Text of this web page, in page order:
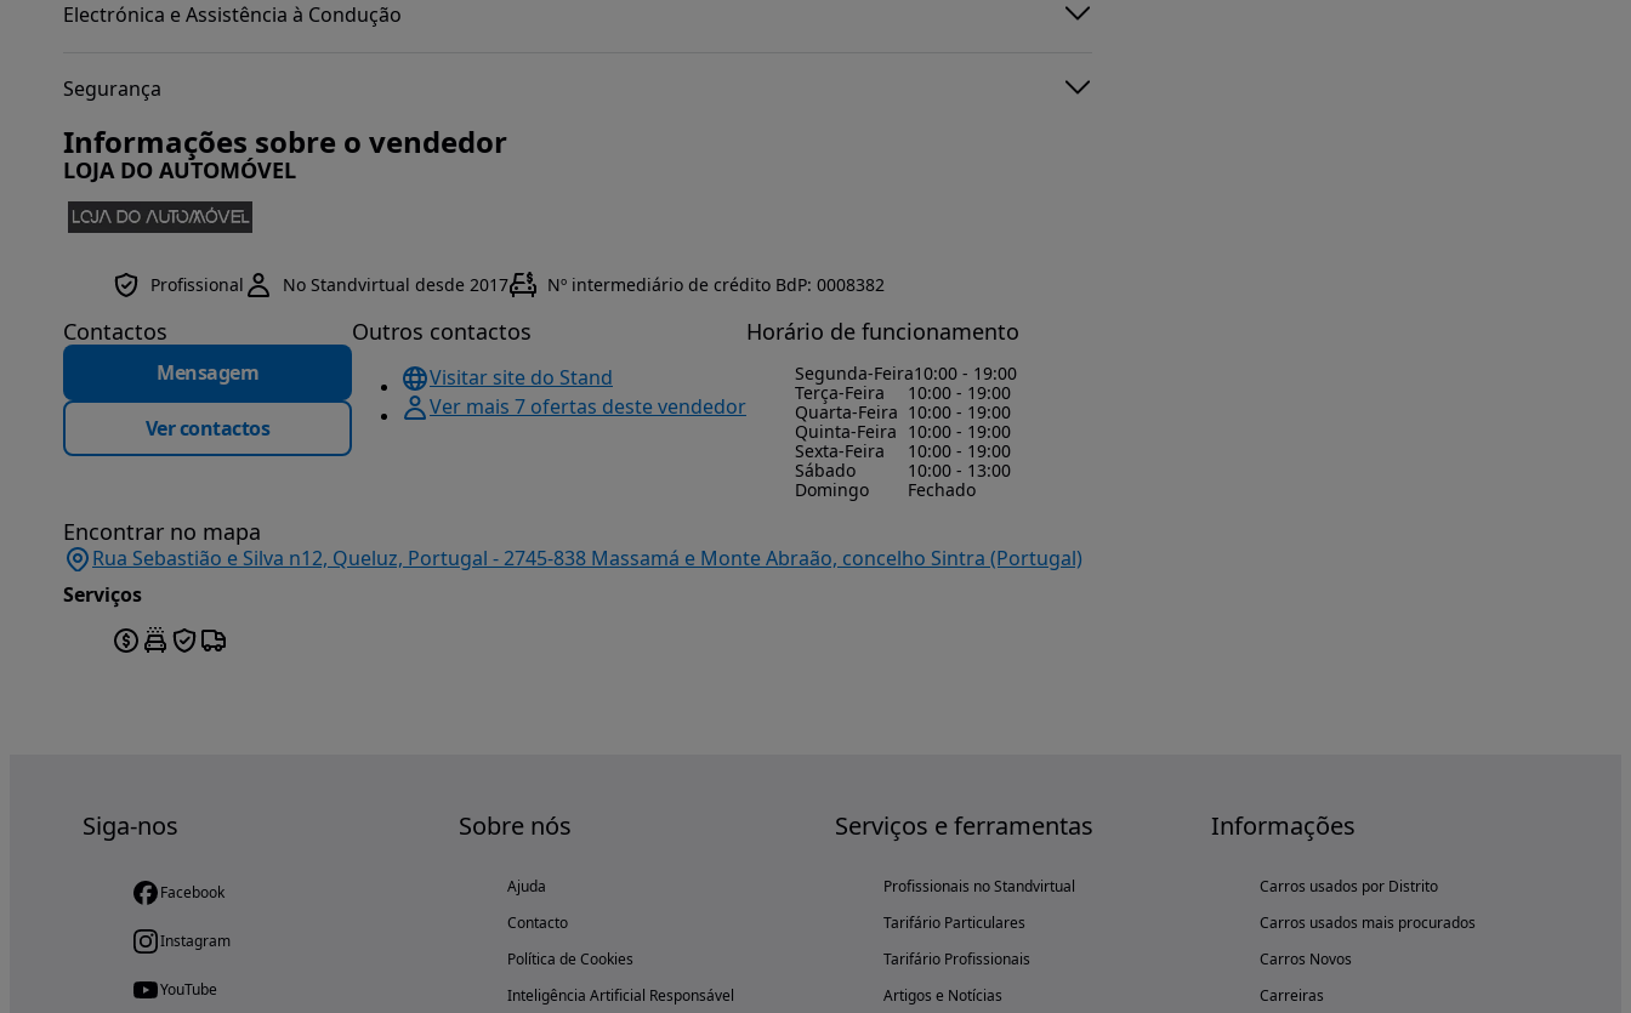
Electrónica e Assistência à Condução
Segurança
Informações sobre o vendedor
LOJA DO AUTOMÓVEL
Profissional No Standvirtual desde 2017 Nº intermediário de crédito BdP: 0008382
Contactos
Mensagem
Ver contactos
Outros contactos
Visitar site do Stand
Ver mais 7 ofertas deste vendedor
Horário de funcionamento
Segunda-Feira10:00 - 19:00
Terça-Feira
10:00 - 19:00
Quarta-Feira 10:00 - 19:00
Quinta-Feira 10:00 - 19:00
Sexta-Feira
10:00 - 19:00
Sábado
10:00 - 13:00
Domingo
Fechado
Encontrar no mapa
Rua Sebastião e Silva n12, Queluz, Portugal - 2745-838 Massamá e Monte Abraão, concelho Sintra (Portugal)
Serviços
Siga-nos
Facebook
Instagram
YouTube
Sobre nós
Ajuda
Contacto
Política de Cookies
Inteligência Artificial Responsável
Serviços e ferramentas
Profissionais no Standvirtual
Tarifário Particulares
Tarifário Profissionais
Artigos e Notícias
Informações
Carros usados por Distrito
Carros usados mais procurados
Carros Novos
Carreiras